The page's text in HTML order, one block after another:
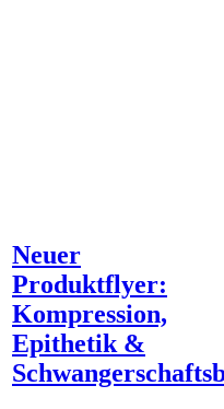
Neuer
Produktflyer:
Kompression,
Epithetik &